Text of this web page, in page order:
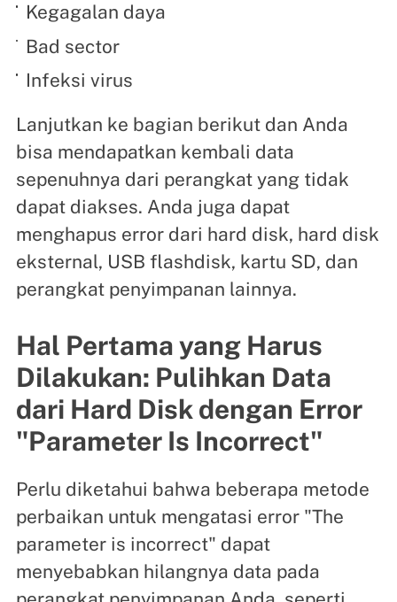
Kegagalan daya
Bad sector
Infeksi virus
Lanjutkan ke bagian berikut dan Anda
bisa mendapatkan kembali data
sepenuhnya dari perangkat yang tidak
dapat diakses. Anda juga dapat
menghapus error dari hard disk, hard disk
eksternal, USB flashdisk, kartu SD, dan
perangkat penyimpanan lainnya.
Hal Pertama yang Harus
Dilakukan: Pulihkan Data
dari Hard Disk dengan Error
"Parameter Is Incorrect"
Perlu diketahui bahwa beberapa metode
perbaikan untuk mengatasi error "The
parameter is incorrect" dapat
menyebabkan hilangnya data pada